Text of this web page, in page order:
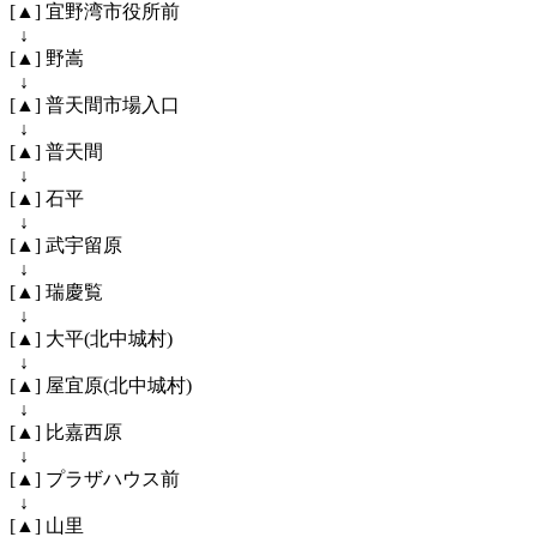
[▲] 宜野湾市役所前
↓
[▲] 野嵩
↓
[▲] 普天間市場入口
↓
[▲] 普天間
↓
[▲] 石平
↓
[▲] 武宇留原
↓
[▲] 瑞慶覧
↓
[▲] 大平(北中城村)
↓
[▲] 屋宜原(北中城村)
↓
[▲] 比嘉西原
↓
[▲] プラザハウス前
↓
[▲] 山里